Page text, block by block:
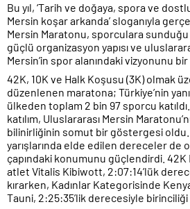
Bu yıl, ‘Tarih ve doğaya, spora ve
Mersin koşar arkanda’ sloganıyla
Mersin Maratonu, sporculara
güçlü organizasyon yapısı ve
Mersin’in spor alanındaki vizyonunu
42K, 10K ve Halk Koşusu (3K) olmak
düzenlenen maratona; Türkiye’nin yanı
ülkeden toplam 2 bin 97 sporcu
katılım, Uluslararası Mersin
bilinirliğinin somut bir göstergesi
yarışlarında elde edilen dereceler de
çapındaki konumunu güçlendirdi. 42K
atlet Vitalis Kibiwott, 2:07:14’lük
kırarken, Kadınlar Kategorisinde
Tauni, 2:25:35’lik derecesiyle